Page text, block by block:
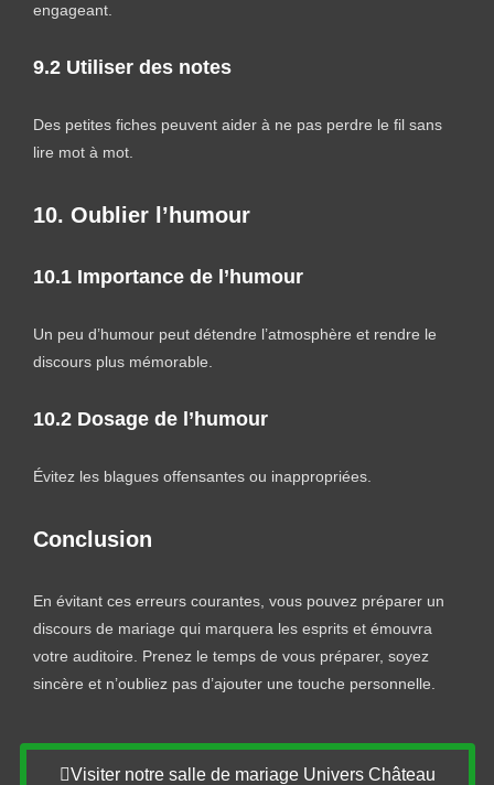
engageant.
9.2 Utiliser des notes
Des petites fiches peuvent aider à ne pas perdre le fil sans
lire mot à mot.
10. Oublier l’humour
10.1 Importance de l’humour
Un peu d’humour peut détendre l’atmosphère et rendre le
discours plus mémorable.
10.2 Dosage de l’humour
Évitez les blagues offensantes ou inappropriées.
Conclusion
En évitant ces erreurs courantes, vous pouvez préparer un
discours de mariage qui marquera les esprits et émouvra
votre auditoire. Prenez le temps de vous préparer, soyez
sincère et n’oubliez pas d’ajouter une touche personnelle.
Visiter notre salle de mariage Univers Château